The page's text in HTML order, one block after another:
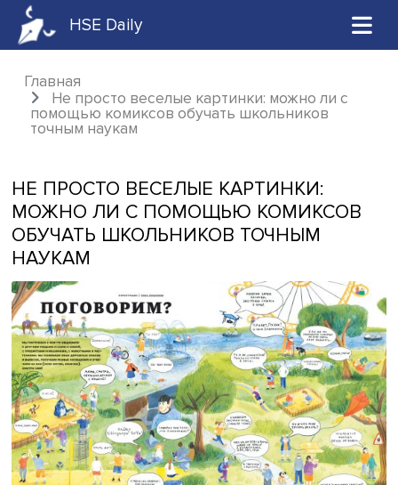
HSE Daily
Главная
Не просто веселые картинки: можно ли
помощью комиксов обучать школьников
НЕ ПРОСТО ВЕСЕЛЫЕ КАРТИНКИ:
МОЖНО ЛИ С ПОМОЩЬЮ
ОБУЧАТЬ ШКОЛЬНИКОВ ТОЧНЫМ
НАУКАМ